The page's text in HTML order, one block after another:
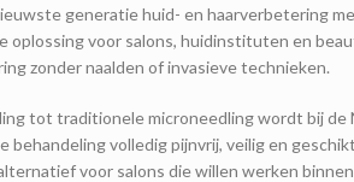
generatie huid- en haarverbetering
oplossing voor salons, huidinstituten en
zonder naalden of invasieve technieken.
tot traditionele microneedling wordt bij de
behandeling volledig pijnvrij, veilig en
voor salons die willen werken